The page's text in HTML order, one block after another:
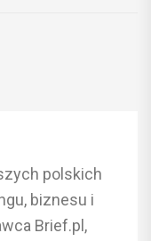
polskich
biznesu i
Brief.pl,